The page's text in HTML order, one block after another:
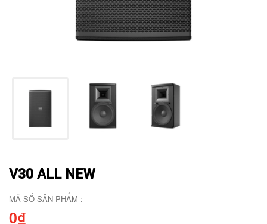
V30 ALL NEW
MÃ SỐ SẢN PHẨM :
0₫